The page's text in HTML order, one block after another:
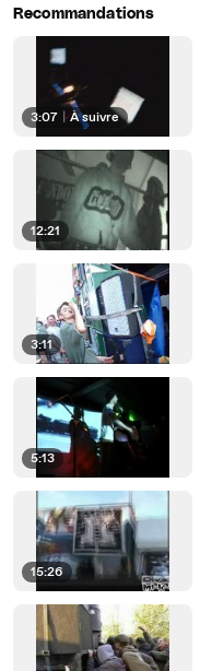
Recommandations
3:07 | À suivre
12:21
3:11
5:13
15:26